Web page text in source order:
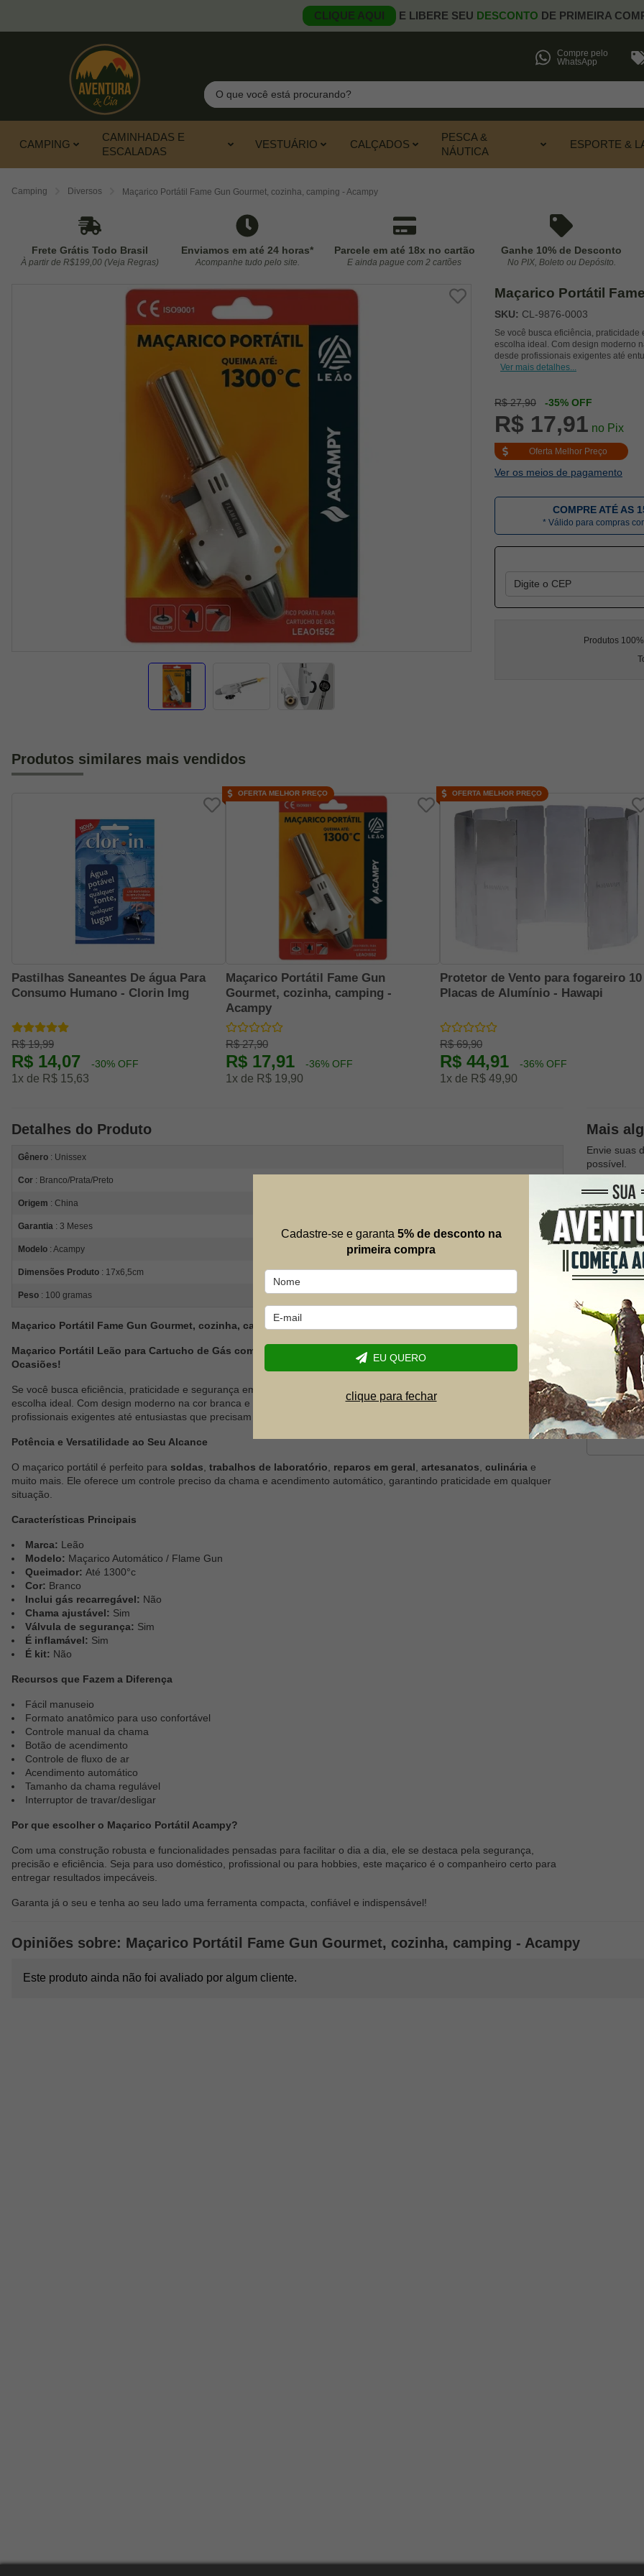
CLIQUE AQUI E LIBERE SEU DESCONTO DE PRIMEIRA
Compre pelo
WhatsApp
Pesquisar
CAMPING
CAMINHADAS E
ESCALADAS
VESTUÁRIO CALÇADOS
PESCA &
NÁUTICA
ESPORTE &
Camping Diversos Maçarico Portátil Fame Gun Gourmet, cozinha, camping - Acampy
Frete Grátis Todo Brasil
À partir de R$199,00 (Veja Regras)
Enviamos em até 24 horas*
Acompanhe tudo pelo site.
Parcele em até 18x no cartão
E ainda pague com 2 cartões
Ganhe 10% de Desconto
No PIX, Boleto ou Depósito.
Maçarico Portátil
SKU: CL-9876-0003
Se você busca eficiência, praticidade
escolha ideal. Com design moderno
desde profissionais exigentes até
Ver mais detalhes...
R$ 27,90 -35% OFF
R$ 17,91 no Pix
Oferta Melhor Preço
Ver os meios de pagamento
COMPRE ATÉ AS
* Válido para compras
Produtos
Produtos similares mais vendidos
Pastilhas Saneantes De água Para
Consumo Humano - Clorin Img
R$ 19,99
R$ 14,07 -30% OFF
1x de R$ 15,63
Maçarico Portátil Fame Gun
Gourmet, cozinha, camping -
Acampy
R$ 27,90
R$ 17,91 -36% OFF
1x de R$ 19,90
OFERTA MELHOR PREÇO
Protetor de Vento para fogareiro 10
Placas de Alumínio - Hawapi
R$ 69,90
R$ 44,91 -36% OFF
1x de R$ 49,90
OFERTA MELHOR PREÇO
Detalhes do Produto
Gênero : Unissex
Cor : Branco/Prata/Preto
Origem : China
Garantia : 3 Meses
Modelo : Acampy
Dimensões Produto : 17x6,5cm
Peso : 100 gramas
Maçarico Portátil Fame Gun Gourmet, cozinha, camping - Acampy
Maçarico Portátil Leão para Cartucho de Gás com queimar até 1300°c, seu Aliado Versátil para Todas as
Ocasiões!
Se você busca eficiência, praticidade e segurança em um único produto, oMaçarico Automático Acampy Leão
, é a
escolha ideal. Com design moderno na cor branca e funcionamento automático, ele foi desenvolvido para atender desde
profissionais exigentes até entusiastas que precisam de uma ferramenta confiável para diversas atividades.
Potência e Versatilidade ao Seu Alcance
O maçarico portátil é perfeito para soldas, trabalhos de laboratório, reparos em geral, artesanatos, culinária e
muito mais. Ele oferece um controle preciso da chama e acendimento automático, garantindo praticidade em qualquer
situação.
Características Principais
Marca: Leão
Modelo: Maçarico Automático / Flame Gun
Queimador: Até 1300°c
Cor: Branco
Inclui gás recarregável: Não
Chama ajustável: Sim
Válvula de segurança: Sim
É inflamável: Sim
É kit: Não
Recursos que Fazem a Diferença
Fácil manuseio
Formato anatômico para uso confortável
Controle manual da chama
Botão de acendimento
Controle de fluxo de ar
Acendimento automático
Tamanho da chama regulável
Interruptor de travar/desligar
Por que escolher o Maçarico Portátil Acampy?
Com uma construção robusta e funcionalidades pensadas para facilitar o dia a dia, ele se destaca pela segurança,
precisão e eficiência. Seja para uso doméstico, profissional ou para hobbies, este maçarico é o companheiro certo para
entregar resultados impecáveis.
Garanta já o seu e tenha ao seu lado uma ferramenta compacta, confiável e indispensável!
Mais
Envie suas
possível.
Nome
E-mail
Dúvida
Opiniões sobre: Maçarico Portátil Fame Gun Gourmet, cozinha, camping - Acampy
Este produto ainda não foi avaliado por algum cliente.
Cadastre-se e garanta 5% de desconto na
primeira compra
EU QUERO
clique para fechar